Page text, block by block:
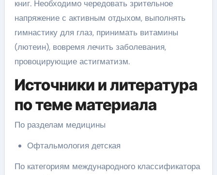
книг. Необходимо чередовать зрительное
напряжение с активным отдыхом, выполнять
гимнастику для глаз, принимать витамины
(лютеин), вовремя лечить заболевания,
провоцирующие астигматизм.
Источники и литература
по теме материала
По разделам медицины
Офтальмология детская
По категориям международного классификатора